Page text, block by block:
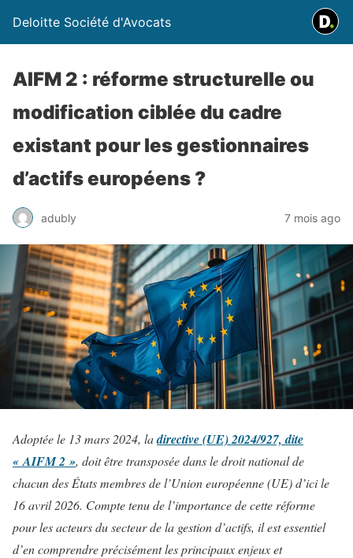
Deloitte Société d'Avocats
AIFM 2 : réforme structurelle ou
modification ciblée du cadre
existant pour les gestionnaires
d’actifs européens ?
adubly 7 mois ago
Adoptée le 13 mars 2024, ladirective (UE) 2024/927, dite
« AIFM 2 », doit être transposée dans le droit national de
chacun des États membres de l’Union européenne (UE) d’ici le
16 avril 2026. Compte tenu de l’importance de cette réforme
pour les acteurs du secteur de la gestion d’actifs, il est essentiel
d’en comprendre précisément les principaux enjeux et